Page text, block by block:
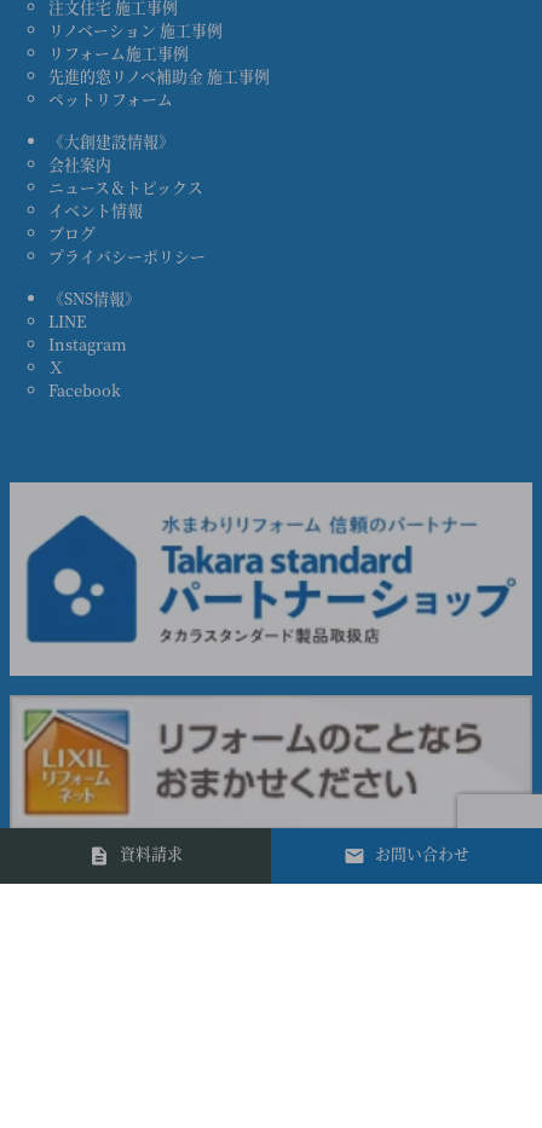
注文住宅 施工事例
リノベーション 施工事例
リフォーム施工事例
先進的窓リノベ補助金 施工事例
ペットリフォーム
《大創建設情報》
会社案内
ニュース＆トピックス
イベント情報
ブログ
プライバシーポリシー
《SNS情報》
LINE
Instagram
Ｘ
Facebook
資料請求 お問い合わせ